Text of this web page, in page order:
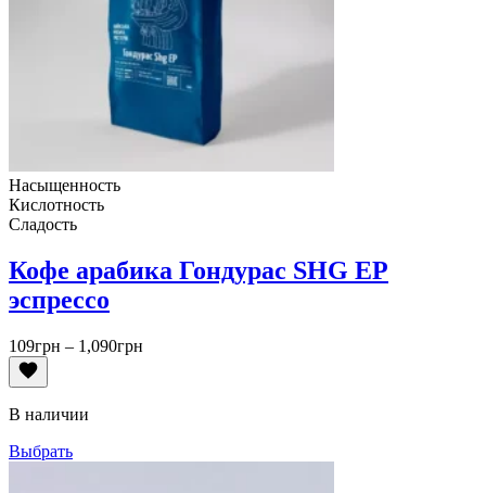
Насыщенность
Кислотность
Сладость
Кофе арабика Гондурас SHG EP
эспрессо
109грн – 1,090грн
В наличии
Выбрать